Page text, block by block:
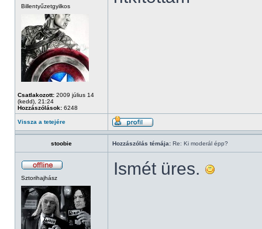
Billentyűzetgyilkos
Csatlakozott: 2009 július 14
(kedd), 21:24
Hozzászólások: 6248
Vissza a tetejére
stoobie Hozzászólás témája: Re: Ki moderál épp?
Sztorihajhász Ismét üres.